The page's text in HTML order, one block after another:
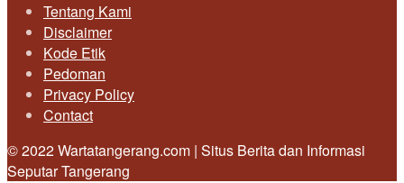
Tentang Kami
Disclaimer
Kode Etik
Pedoman
Privacy Policy
Contact
© 2022 Wartatangerang.com | Situs Berita dan Informasi
Seputar Tangerang